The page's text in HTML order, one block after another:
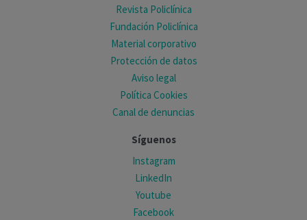
Revista Policlínica
Fundación Policlínica
Material corporativo
Protección de datos
Aviso legal
Política Cookies
Canal de denuncias
Síguenos
Instagram
LinkedIn
Youtube
Facebook